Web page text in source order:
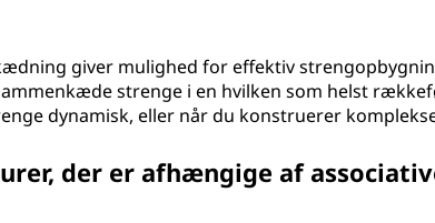
giver mulighed for effektiv
strenge i en hvilken som helst
dynamisk, eller når du konstruerer
der er afhængige af